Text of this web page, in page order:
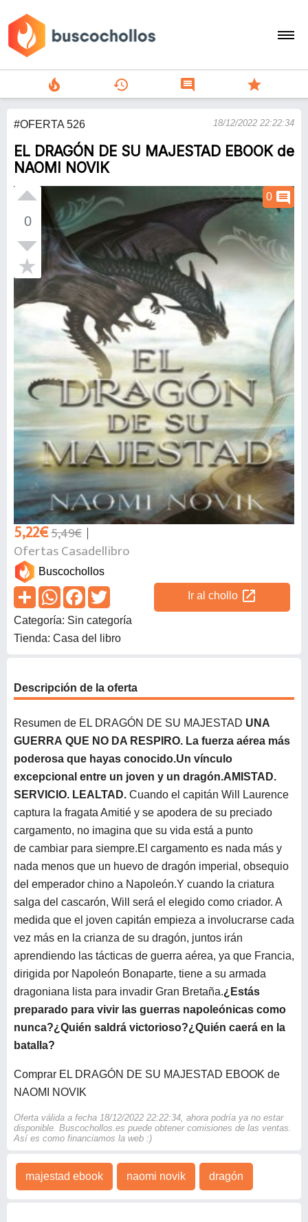
search
person
add
Menu
local_fire_department history comment star
#OFERTA 526 18/12/2022 22:22:34
EL DRAGÓN DE SU MAJESTAD EBOOK de
NAOMI NOVIK
0
0 comment
5,22€5,49€
Ofertas Casadellibro
Buscochollos
Ir al chollo open_in_new
Categoría: Sin categoría
Tienda: Casa del libro
Descripción de la oferta
Resumen de EL DRAGÓN DE SU MAJESTAD UNA
GUERRA QUE NO DA RESPIRO. La fuerza aérea más
poderosa que hayas conocido.Un vínculo
excepcional entre un joven y un dragón.AMISTAD.
SERVICIO. LEALTAD. Cuando el capitán Will Laurence
captura la fragata Amitié y se apodera de su preciado
cargamento, no imagina que su vida está a punto
de cambiar para siempre.El cargamento es nada más y
nada menos que un huevo de dragón imperial, obsequio
del emperador chino a Napoleón.Y cuando la criatura
salga del cascarón, Will será el elegido como criador. A
medida que el joven capitán empieza a involucrarse cada
vez más en la crianza de su dragón, juntos irán
aprendiendo las tácticas de guerra aérea, ya que Francia,
dirigida por Napoleón Bonaparte, tiene a su armada
dragoniana lista para invadir Gran Bretaña.¿Estás
preparado para vivir las guerras napoleónicas como
nunca?¿Quién saldrá victorioso?¿Quién caerá en la
batalla?
Comprar EL DRAGÓN DE SU MAJESTAD EBOOK de
NAOMI NOVIK
Oferta válida a fecha 18/12/2022 22:22:34, ahora podría ya no estar
disponible. Buscochollos.es puede obtener comisiones de las ventas.
Así es como financiamos la web :)
majestad ebook naomi novik dragón